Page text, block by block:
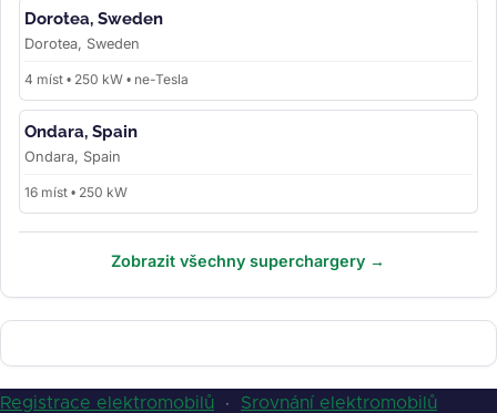
Dorotea, Sweden
Dorotea, Sweden
4 míst • 250 kW • ne-Tesla
Ondara, Spain
Ondara, Spain
16 míst • 250 kW
Zobrazit všechny superchargery →
Registrace elektromobilů · Srovnání elektromobilů